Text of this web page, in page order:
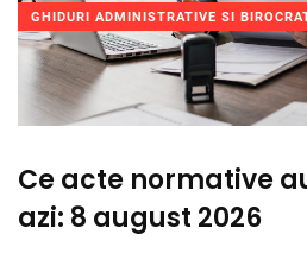
GHIDURI ADMINISTRATIVE SI
Ce acte normative
azi: 8 august 2026